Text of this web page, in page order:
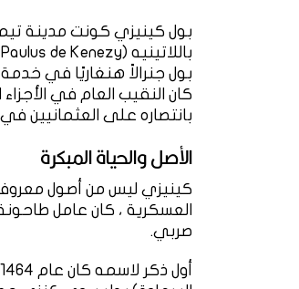
بول كينيزي كونت مدينة
كان النقيب العام في
بانتصاره على العثمانيين في معركة حقل
الأصل والحياة المبكرة
صربي.